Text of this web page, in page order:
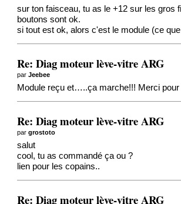
sur ton faisceau, tu as le +12 sur les gros
boutons sont ok.
si tout est ok, alors c'est le module (ce
Re: Diag moteur lève-vitre ARG
parJeebee
Module reçu et…..ça marche!!! Merci
Re: Diag moteur lève-vitre ARG
pargrostoto
salut
cool, tu as commandé ça ou ?
lien pour les copains..
Re: Diag moteur lève-vitre ARG